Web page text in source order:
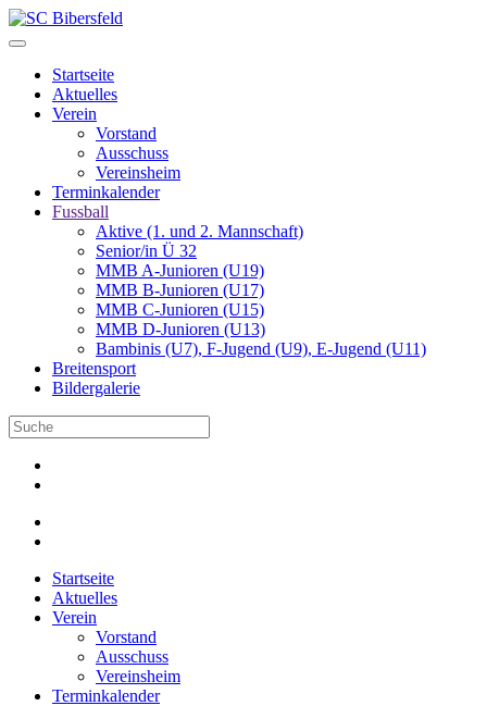
Startseite
Aktuelles
Verein
Vorstand
Ausschuss
Vereinsheim
Terminkalender
Fussball
Aktive (1. und 2. Mannschaft)
Senior/in Ü 32
MMB A-Junioren (U19)
MMB B-Junioren (U17)
MMB C-Junioren (U15)
MMB D-Junioren (U13)
Bambinis (U7), F-Jugend (U9), E-Jugend (U11)
Breitensport
Bildergalerie
Startseite
Aktuelles
Verein
Vorstand
Ausschuss
Vereinsheim
Terminkalender